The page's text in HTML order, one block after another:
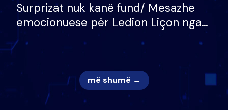
Surprizat nuk kanë fund/ Mesazhe
emocionuese për Ledion Liçon nga
nëna dhe fëmijët e tij, moderatori
më shumë →